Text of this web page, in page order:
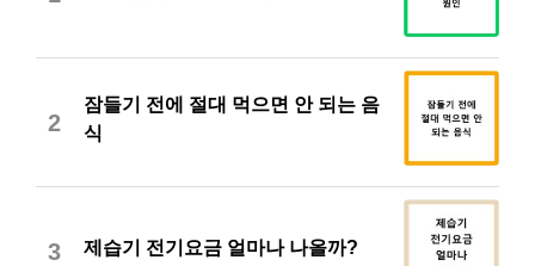
2
잠들기 전에 절대 먹으면 안 되는 음
식
3 제습기 전기요금 얼마나 나올까?